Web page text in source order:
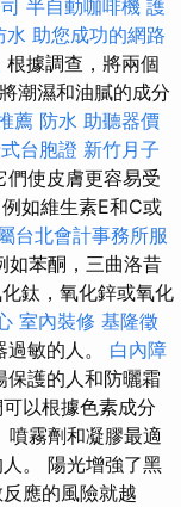
半自動咖啡機 護
水 助您成功的網路
根據調查，將兩個
潮濕和油膩的成分
薦 防水 助聽器價
台胞證 新竹月子
們使皮膚更容易受
如維生素E和C或
台北會計事務所服
如苯酮，三曲洛昔
鈦，氧化鋅或氧化
室內裝修 基隆徵
敏的人。 白內障
保護的人和防曬霜
以根據色素成分
噴霧劑和凝膠最適
。 陽光增強了黑
應的風險就越